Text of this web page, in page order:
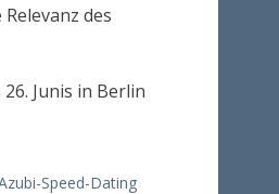
des
Junis in Berlin
Speed-Dating